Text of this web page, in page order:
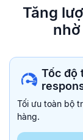
Tăng
Tốc độ
Tối ưu toàn bộ
hàng.